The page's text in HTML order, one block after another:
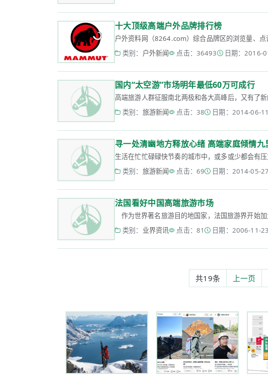
十大顶级高端户外品牌排行榜
户外资料网（8264.com）综合品牌区的浏览量、
类别： 户外新闻 点击：36493 日期：2016-
国内“太空游”市场明年最低60万可成行
高端旅游人群征服南北两极和各大高峰后，又有了
类别： 旅游新闻 点击：38 日期：2014-06-
寻一处清幽地方释放心绪 高端家庭倾情九
生活在忙忙碌碌快节奏的城市中，或多或少都会有
类别： 旅游新闻 点击：69 日期：2014-05-
法国看好中国高端旅游市场
作为世界著名旅游目的地国家，法国旅游界开始
类别： 业界资讯 点击：81 日期：2006-11-
共19条 上一页